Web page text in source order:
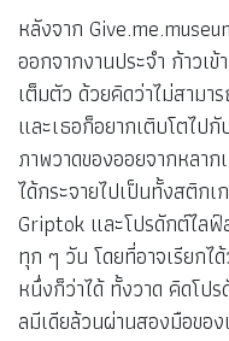
หลังจาก
ออกจากงานประจำ ก้าวเ
เต็มตัว ด้วยคิดว่าไม่สามา
และเธอก็อยากเติบโตไป
ภาพวาดของออยจากหลา
ได้กระจายไปเป็นทั้งสติก
Griptok และโปรดักต์ไล
ทุก ๆ วัน โดยที่อาจเรียก
หนึ่งก็ว่าได้ ทั้งวาด คิดโป
ลมีเดียล้วนผ่านสองมือขอ